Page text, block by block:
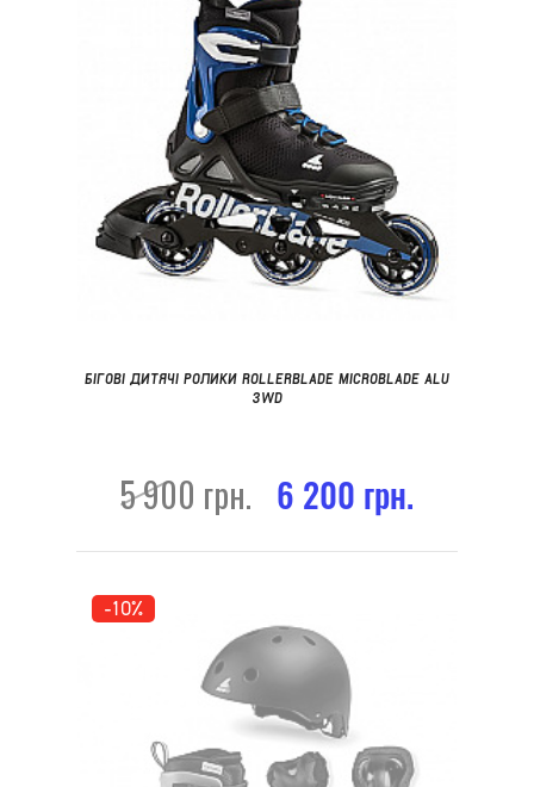
БІГОВІ ДИТЯЧІ РОЛИКИ ROLLERBLADE MICROBLADE ALU
3WD
5 900 грн. 6 200 грн.
-10%